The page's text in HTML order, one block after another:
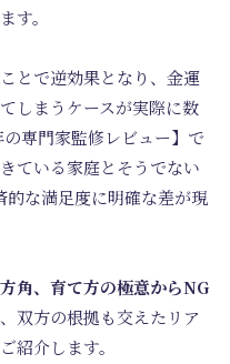
す。
とで逆効果となり、金運
しまうケースが実際に数
専門家監修レビュー】で
ている家庭とそうでない
な満足度に明確な差が現
角、育て方の極意からNG
双方の根拠も交えたリア
紹介します。